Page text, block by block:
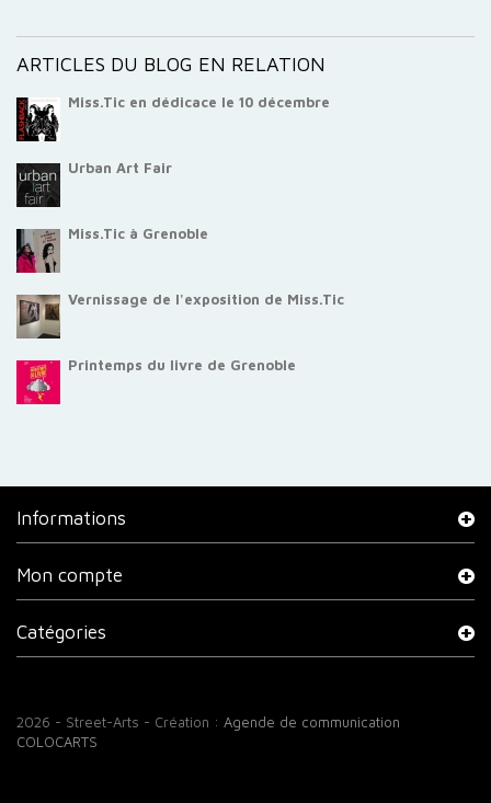
ARTICLES DU BLOG EN RELATION
Miss.Tic en dédicace le 10 décembre
Urban Art Fair
Miss.Tic à Grenoble
Vernissage de l'exposition de Miss.Tic
Printemps du livre de Grenoble
Informations
2026 - Street-Arts - Création : Agende de communication
COLOCARTS
Mon compte
Catégories